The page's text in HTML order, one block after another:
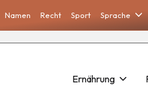
Namen Recht Sport Sprache
Ernährung